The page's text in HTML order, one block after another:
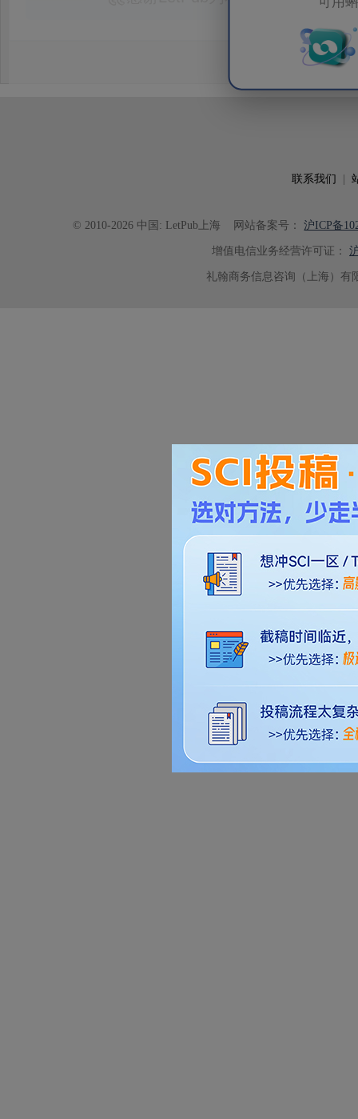
效应及界面电荷传输等研究内容，
论述逻辑进行了系统梳理，使研究
析及机理讨论之间的关系更加清晰
具有针对性，为论文顺利投稿并发
联系我们
© 2010-2026 中国: LetPub上海 网站备案号： 沪ICP备
增值电信业务经营许可证：
礼翰商务信息咨询（上海）